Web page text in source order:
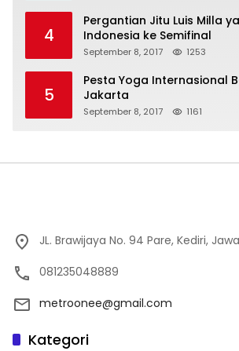
4
Pergantian Jitu Luis Milla
Indonesia ke Semifinal
September 8, 2017 1253
5
Pesta Yoga Internasional
Jakarta
September 8, 2017 1161
JL. Brawijaya No. 94 Pare, Kediri,
081235048889
metroonee@gmail.com
Kategori